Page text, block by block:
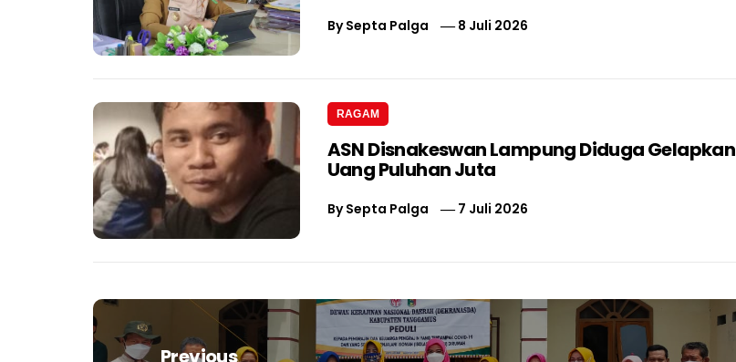
BySepta Palga 8 Juli 2026
RAGAM
ASN Disnakeswan Lampung Diduga Gelapkan
Uang Puluhan Juta
BySepta Palga 7 Juli 2026
Navigasi
pos
Previous